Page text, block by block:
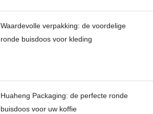
Waardevolle verpakking: de voordelige
ronde buisdoos voor kleding
Huaheng Packaging: de perfecte ronde
buisdoos voor uw koffie